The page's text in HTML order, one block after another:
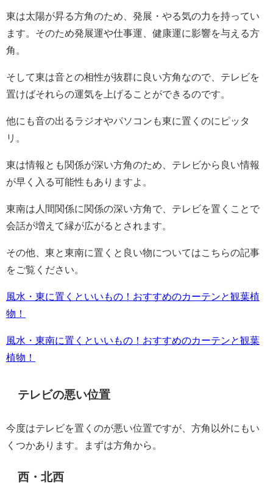
東は太陽が昇る方角のため、発展・やる気の力を持ってい
ます。そのため発展運や仕事運、健康運に影響を与える方
角。
そして東は音との相性が抜群に良い方角なので、テレビを
置けばそれらの運気を上げることができるのです。
他にも音の出るラジオやパソコンも東に置くのにピッタ
リ。
東は情報とも関係が深い方角のため、テレビから良い情報
が早く入る可能性もありますよ。
東南は人間関係に関係の深い方角で、テレビを置くことで
会話が増えて縁が広がるとされます。
その他、東と東南に置くと良い物についてはこちらの記事
をご覧ください。
風水・東に置くといいもの！おすすめのカーテンと観葉植
物！
風水・東南に置くといいもの！おすすめのカーテンと観葉
植物！
テレビの悪い位置
今度はテレビを置くのが悪い位置ですが、方角以外にもい
くつかあります。まずは方角から。
西・北西